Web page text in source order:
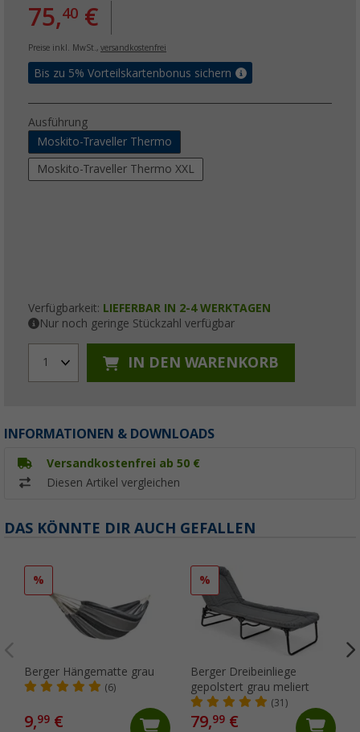
75,40 €
Preise inkl. MwSt., versandkostenfrei
Bis zu 5% Vorteilskartenbonus sichern
Ausführung
Moskito-Traveller Thermo
Moskito-Traveller Thermo XXL
Verfügbarkeit: LIEFERBAR IN 2-4 WERKTAGEN
Nur noch geringe Stückzahl verfügbar
1 IN DEN WARENKORB
INFORMATIONEN & DOWNLOADS
Versandkostenfrei ab 50 €
Diesen Artikel vergleichen
DAS KÖNNTE DIR AUCH GEFALLEN
%
Berger Hängematte grau
(6)
9,99 €
%
Berger Dreibeinliege
gepolstert grau meliert
(31)
79,99€